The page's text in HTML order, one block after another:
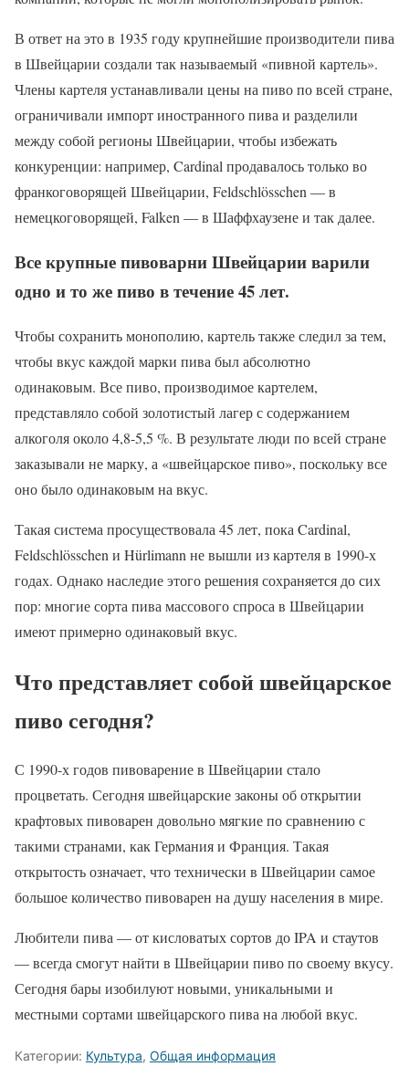
В ответ на это в 1935 году крупнейшие производители пива
в Швейцарии создали так называемый «пивной картель».
Члены картеля устанавливали цены на пиво по всей стране,
ограничивали импорт иностранного пива и разделили
между собой регионы Швейцарии, чтобы избежать
конкуренции: например, Cardinal продавалось только во
франкоговорящей Швейцарии, Feldschlösschen — в
немецкоговорящей, Falken — в Шаффхаузене и так далее.
Все крупные пивоварни Швейцарии варили
одно и то же пиво в течение 45 лет.
Чтобы сохранить монополию, картель также следил за тем,
чтобы вкус каждой марки пива был абсолютно
одинаковым. Все пиво, производимое картелем,
представляло собой золотистый лагер с содержанием
алкоголя около 4,8-5,5 %. В результате люди по всей стране
заказывали не марку, а «швейцарское пиво», поскольку все
оно было одинаковым на вкус.
Такая система просуществовала 45 лет, пока Cardinal,
Feldschlösschen и Hürlimann не вышли из картеля в 1990-х
годах. Однако наследие этого решения сохраняется до сих
пор: многие сорта пива массового спроса в Швейцарии
имеют примерно одинаковый вкус.
Что представляет собой швейцарское
пиво сегодня?
С 1990-х годов пивоварение в Швейцарии стало
процветать. Сегодня швейцарские законы об открытии
крафтовых пивоварен довольно мягкие по сравнению с
такими странами, как Германия и Франция. Такая
открытость означает, что технически в Швейцарии самое
большое количество пивоварен на душу населения в мире.
Любители пива — от кисловатых сортов до IPA и стаутов
— всегда смогут найти в Швейцарии пиво по своему вкусу.
Сегодня бары изобилуют новыми, уникальными и
местными сортами швейцарского пива на любой вкус.
Категории: Культура, Общая информация